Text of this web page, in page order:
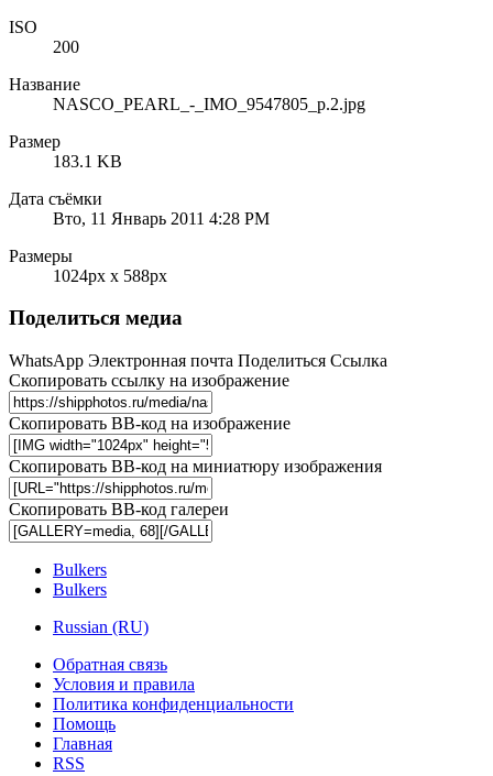
ISO
200
Название
NASCO_PEARL_-_IMO_9547805_p.2.jpg
Размер
183.1 KB
Дата съёмки
Вто, 11 Январь 2011 4:28 PM
Размеры
1024px x 588px
Поделиться медиа
WhatsApp Электронная почта Поделиться Ссылка
Скопировать ссылку на изображение
Скопировать BB-код на изображение
Скопировать BB-код на миниатюру изображения
Скопировать BB-код галереи
Bulkers
Bulkers
Russian (RU)
Обратная связь
Условия и правила
Политика конфиденциальности
Помощь
Главная
RSS